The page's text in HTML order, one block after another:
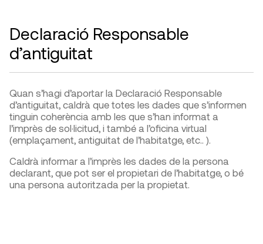
Declaració Responsable
d’antiguitat
Quan s’hagi d’aportar la Declaració Responsable
d’antiguitat, caldrà que totes les dades que s’informen
tinguin coherència amb les que s’han informat a
l’imprès de sol·licitud, i també a l’oficina virtual
(emplaçament, antiguitat de l’habitatge, etc.. ).
Caldrà informar a l’imprès les dades de la persona
declarant, que pot ser el propietari de l’habitatge, o bé
una persona autoritzada per la propietat.